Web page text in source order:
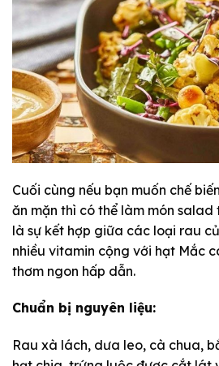
Cuối cùng nếu bạn muốn chế
ăn mặn thì có thể làm món salad
là sự kết hợp giữa các loại rau
nhiều vitamin cộng với hạt Mắc
thơm ngon hấp dẫn.
Chuẩn bị nguyên liệu:
Rau xà lách, dưa leo, cà chua,